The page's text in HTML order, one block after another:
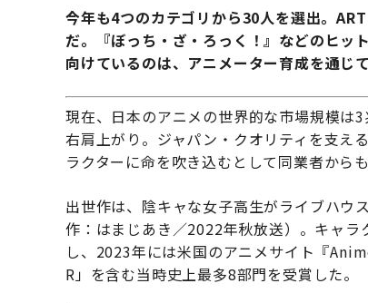
今年も4つのカテゴリから30人を選出。
だ。『ぼっち・ざ・ろっく！』などのヒッ
向けているのは、アニメーター育成を通じ
現在、日本のアニメの世界的な市場規模は
右肩上がり。ジャパン・クオリティを支え
ラクターに命を吹き込むとして同業者から
出世作は、陰キャな女子高生がライブハウ
作：はまじあき／2022年秋放送）。キャ
し、2023年には米国のアニメサイト『
R」を含む当時史上最多8部門を受賞した。